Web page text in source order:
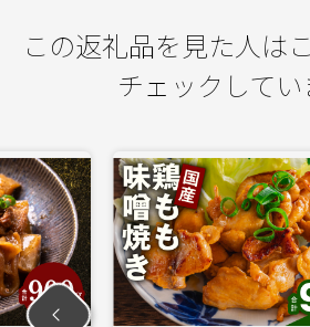
この返礼品を見た人は
チェックしてい